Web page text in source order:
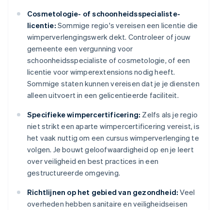
Cosmetologie- of schoonheidsspecialiste-
licentie: Sommige regio's vereisen een licentie die
wimperverlengingswerk dekt. Controleer of jouw
gemeente een vergunning voor
schoonheidsspecialiste of cosmetologie, of een
licentie voor wimperextensions nodig heeft.
Sommige staten kunnen vereisen dat je je diensten
alleen uitvoert in een gelicentieerde faciliteit.
Specifieke wimpercertificering: Zelfs als je regio
niet strikt een aparte wimpercertificering vereist, is
het vaak nuttig om een cursus wimperverlenging te
volgen. Je bouwt geloofwaardigheid op en je leert
over veiligheid en best practices in een
gestructureerde omgeving.
Richtlijnen op het gebied van gezondheid: Veel
overheden hebben sanitaire en veiligheidseisen